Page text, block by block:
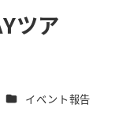
ツア
カテゴリー
イベント報告